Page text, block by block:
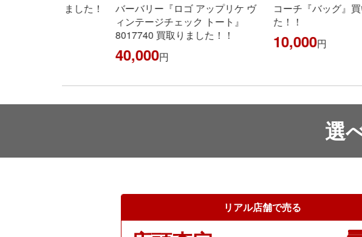
』買取りました！
バーバリー『ロゴ アップリケ ヴ
ィンテージチェック トート』
8017740 買取りました！！
40,000円
コーチ『バッグ』買い取
た！！
10,000円
選
リアル店舗で売る